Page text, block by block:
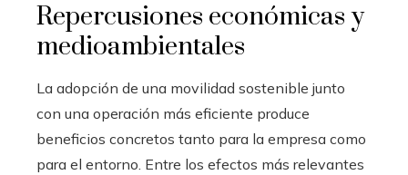
Repercusiones económicas y
medioambientales
La adopción de una movilidad sostenible junto
con una operación más eficiente produce
beneficios concretos tanto para la empresa como
para el entorno. Entre los efectos más relevantes